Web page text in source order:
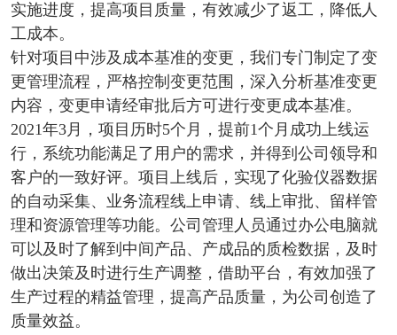
实施进度，提高项目质量，有效减少了返工，降低人
工成本。
针对项目中涉及成本基准的变更，我们专门制定了变
更管理流程，严格控制变更范围，深入分析基准变更
内容，变更申请经审批后方可进行变更成本基准。
2021年3月，项目历时5个月，提前1个月成功上线运
行，系统功能满足了用户的需求，并得到公司领导和
客户的一致好评。项目上线后，实现了化验仪器数据
的自动采集、业务流程线上申请、线上审批、留样管
理和资源管理等功能。公司管理人员通过办公电脑就
可以及时了解到中间产品、产成品的质检数据，及时
做出决策及时进行生产调整，借助平台，有效加强了
生产过程的精益管理，提高产品质量，为公司创造了
质量效益。